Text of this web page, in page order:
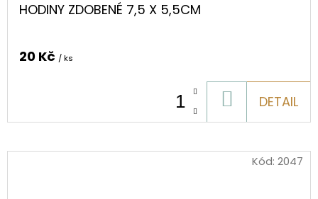
HODINY ZDOBENÉ 7,5 X 5,5CM
20 Kč / ks
KOŠÍKU
DETAIL
Kód: 2047